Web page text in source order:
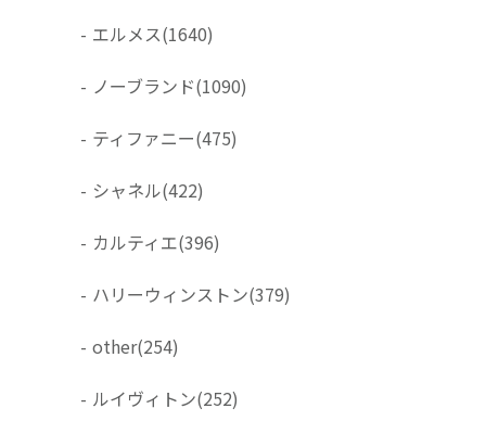
- エルメス(1640)
- ノーブランド(1090)
- ティファニー(475)
- シャネル(422)
- カルティエ(396)
- ハリーウィンストン(379)
- other(254)
- ルイヴィトン(252)